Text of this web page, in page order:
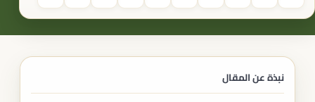
نبذة عن المقال